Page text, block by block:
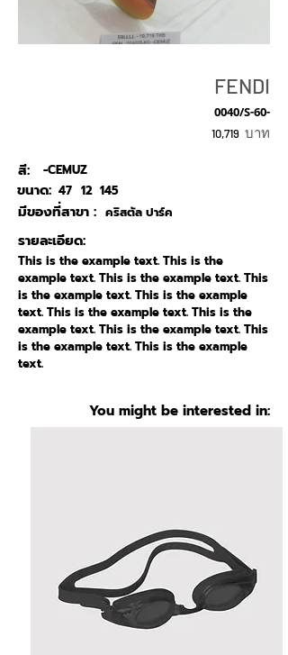
FENDI
0040/S-60-
10,719 บาท
สี:
-CEMUZ
47
ขนาด: 12 145
คริสตัล ปาร์ค
มีของที่สาขา :
รายละเอียด:
This is the example text. This is the
example text. This is the example text. This
is the example text. This is the example
text. This is the example text. This is the
example text. This is the example text. This
is the example text. This is the example
text.
You might be interested in: